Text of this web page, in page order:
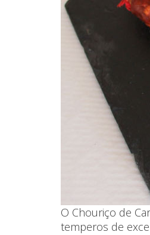
O Chouriço de
temperos de